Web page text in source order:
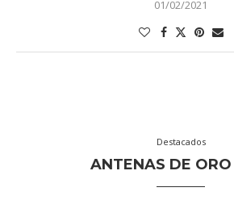
01/02/2021
Destacados
ANTENAS DE